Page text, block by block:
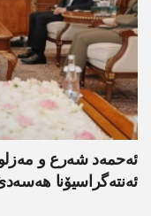
ئەحمەد شەرع و
ئەنتەگراسیۆنا